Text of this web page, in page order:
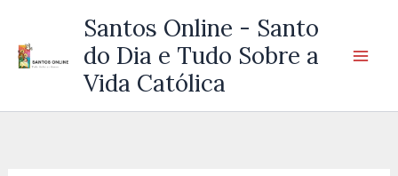
Santos Online - Santo
do Dia e Tudo Sobre a
Vida Católica